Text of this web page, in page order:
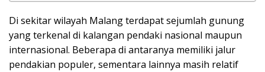
Di sekitar wilayah Malangterdapat sejumlah gunung
yang terkenal di kalangan pendaki nasional maupun
internasional. Beberapa di antaranya memiliki jalur
pendakian populer, sementara lainnya masih relatif